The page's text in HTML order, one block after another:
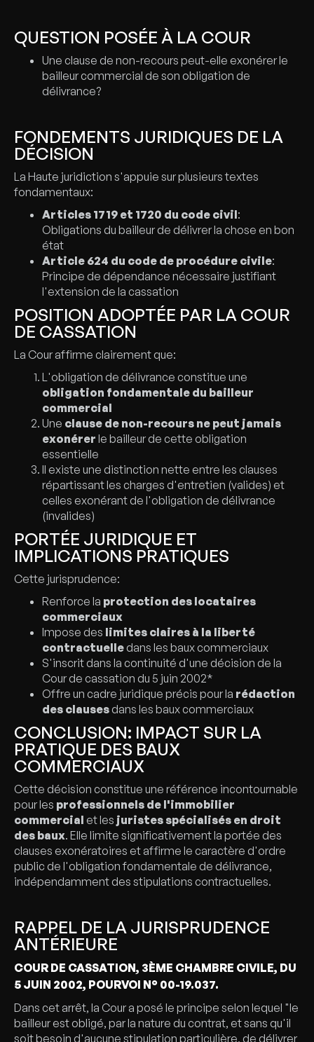
QUESTION POSÉE À LA COUR
Une clause de non-recours peut-elle exonérer le
bailleur commercial de son obligation de
délivrance?
FONDEMENTS JURIDIQUES DE LA
DÉCISION
La Haute juridiction s'appuie sur plusieurs textes
fondamentaux:
Articles 1719 et 1720 du code civil:
Obligations du bailleur de délivrer la chose en bon
état
Article 624 du code de procédure civile:
Principe de dépendance nécessaire justifiant
l'extension de la cassation
POSITION ADOPTÉE PAR LA COUR
DE CASSATION
La Cour affirme clairement que:
L'obligation de délivrance constitue une
obligation fondamentale du bailleur
commercial
Une clause de non-recours ne peut jamais
exonérer le bailleur de cette obligation
essentielle
Il existe une distinction nette entre les clauses
répartissant les charges d'entretien (valides) et
celles exonérant de l'obligation de délivrance
(invalides)
PORTÉE JURIDIQUE ET
IMPLICATIONS PRATIQUES
Cette jurisprudence:
Renforce la protection des locataires
commerciaux
Impose des limites claires à la liberté
contractuelledans les baux commerciaux
S'inscrit dans la continuité d'une décision de la
Cour de cassation du 5 juin 2002*
Offre un cadre juridique précis pour la rédaction
des clausesdans les baux commerciaux
CONCLUSION: IMPACT SUR LA
PRATIQUE DES BAUX
COMMERCIAUX
Cette décision constitue une référence incontournable
pour les professionnels de l'immobilier
commercial et les juristes spécialisés en droit
des baux. Elle limite significativement la portée des
clauses exonératoires et affirme le caractère d'ordre
public de l'obligation fondamentale de délivrance,
indépendamment des stipulations contractuelles.
RAPPEL DE LA JURISPRUDENCE
ANTÉRIEURE
COUR DE CASSATION, 3ÈME CHAMBRE CIVILE, DU
5 JUIN 2002, POURVOI N° 00-19.037.
Dans cet arrêt, la Cour a posé le principe selon lequel "le
bailleur est obligé, par la nature du contrat, et sans qu'il
soit besoin d'aucune stipulation particulière, de délivrer